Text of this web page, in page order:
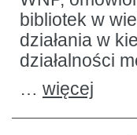
bibliotek w
działania w
działalności
… więcej